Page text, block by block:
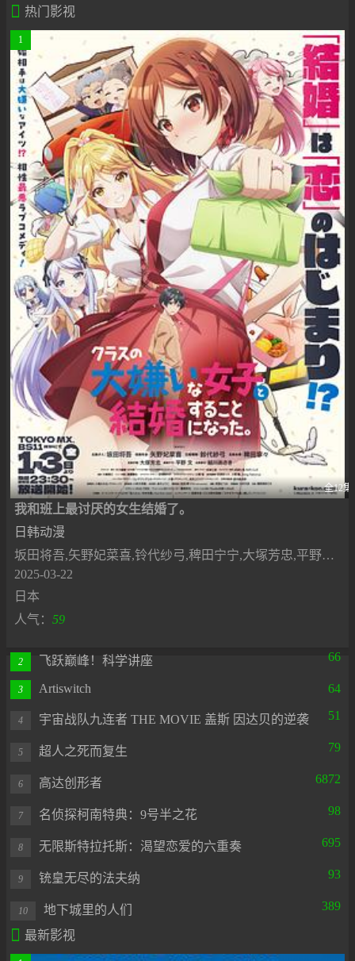
 热门影视
全12集
1
我和班上最讨厌的女生结婚了。
日韩动漫
坂田将吾,矢野妃菜喜,铃代纱弓,稗田宁宁,大塚芳忠,平野文,结川麻希
2025-03-22
日本
人气： 59
2 飞跃巅峰！科学讲座 66
3 Artiswitch 64
4 宇宙战队九连者 THE MOVIE 盖斯 因达贝的逆袭 51
5 超人之死而复生 79
6 高达创形者 6872
7 名侦探柯南特典：9号半之花 98
8 无限斯特拉托斯：渴望恋爱的六重奏 695
9 铳皇无尽的法夫纳 93
10 地下城里的人们 389
 最新影视